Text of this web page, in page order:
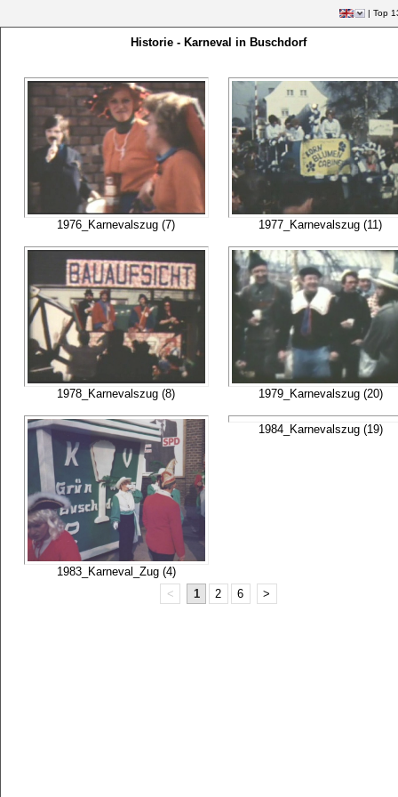
| Top
Historie - Karneval in Buschdorf
1976_Karnevalszug (7) 1977_Karnevalszug (11)
1978_Karnevalszug (8) 1979_Karnevalszug (20)
1983_Karneval_Zug (4)
1984_Karnevalszug (19)
< 1 2 6 >